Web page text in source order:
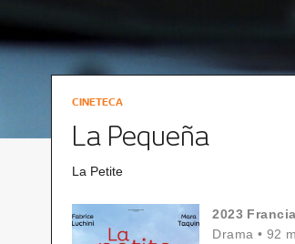
CINETECA
La Pequeña
La Petite
2023
Drama • 92